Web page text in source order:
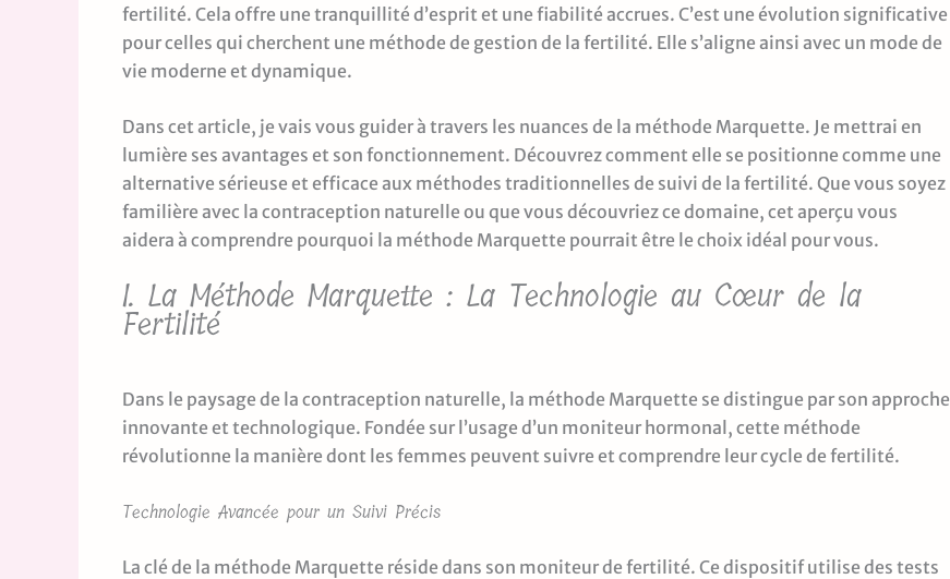
fertilité. Cela offre une tranquillité d’esprit et une fiabilité accrues. C’est une évolution significative
pour celles qui cherchent une méthode de gestion de la fertilité. Elle s’aligne ainsi avec un mode de
vie moderne et dynamique.
Dans cet article, je vais vous guider à travers les nuances de la méthode Marquette. Je mettrai en
lumière ses avantages et son fonctionnement. Découvrez comment elle se positionne comme une
alternative sérieuse et efficace aux méthodes traditionnelles de suivi de la fertilité. Que vous soyez
familière avec la contraception naturelle ou que vous découvriez ce domaine, cet aperçu vous
aidera à comprendre pourquoi la méthode Marquette pourrait être le choix idéal pour vous.
I. La Méthode Marquette : La Technologie au Cœur de la
Fertilité
Dans le paysage de la contraception naturelle, la méthode Marquette se distingue par son approche
innovante et technologique. Fondée sur l’usage d’un moniteur hormonal, cette méthode
révolutionne la manière dont les femmes peuvent suivre et comprendre leur cycle de fertilité.
Technologie Avancée pour un Suivi Précis
La clé de la méthode Marquette réside dans son moniteur de fertilité. Ce dispositif utilise des tests